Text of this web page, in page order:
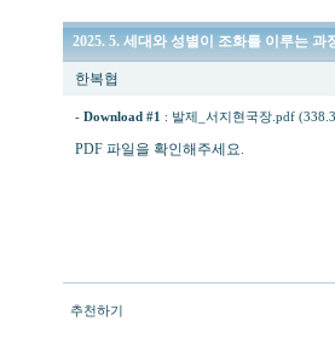
2025. 5. 세대와 성별이 조화를 이루는 과
한복협
- Download #1 : 발제_서지현국장.pdf
PDF 파일을 확인해주세요.
추천하기